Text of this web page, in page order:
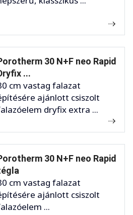
30 N+F neo Rapid
...
cm vastag falazat
ajánlott csiszolt
dryfix extra ...
30 N+F neo Rapid
cm vastag falazat
ajánlott csiszolt
...